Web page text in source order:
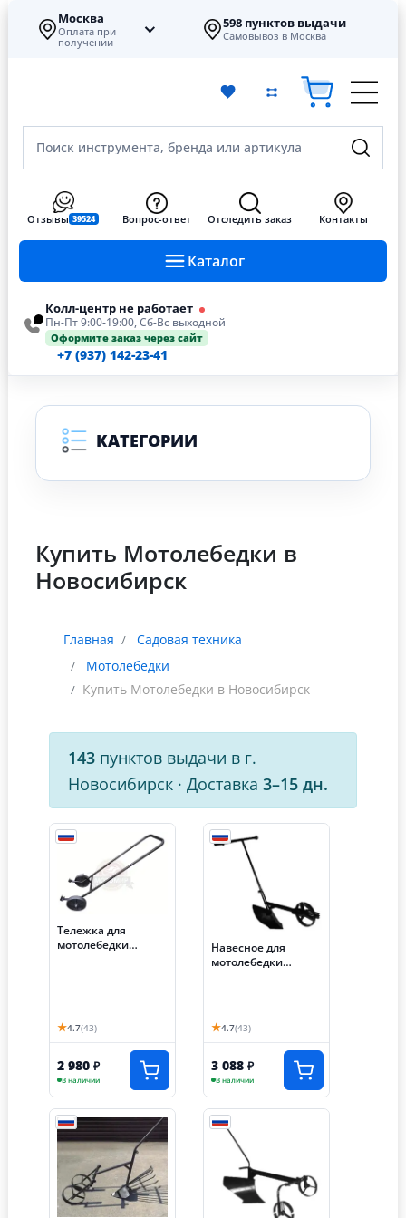
Москва
Оплата при
получении
598 пунктов выдачи
Самовывоз в Москва
Поиск инструмента, бренда или артикула
Каталог
Отзывы 39524 Вопрос-ответ Отследить заказ Контакты
Колл-центр не работает
Пн-Пт 9:00-19:00, Сб-Вс выходной
Оформите заказ через сайт
+7 (937) 142-23-41
КАТЕГОРИИ
Купить Мотолебедки в
Новосибирск
Главная
Садовая техника
Мотолебедки
Купить Мотолебедки в Новосибирск
143 пунктов выдачи в г.
Новосибирск · Доставка 3–15 дн.
Тележка для
мотолебедки
★4.7(43)
2 980 ₽
В наличии
Навесное для
мотолебедки
★4.7(43)
3 088 ₽
В наличии